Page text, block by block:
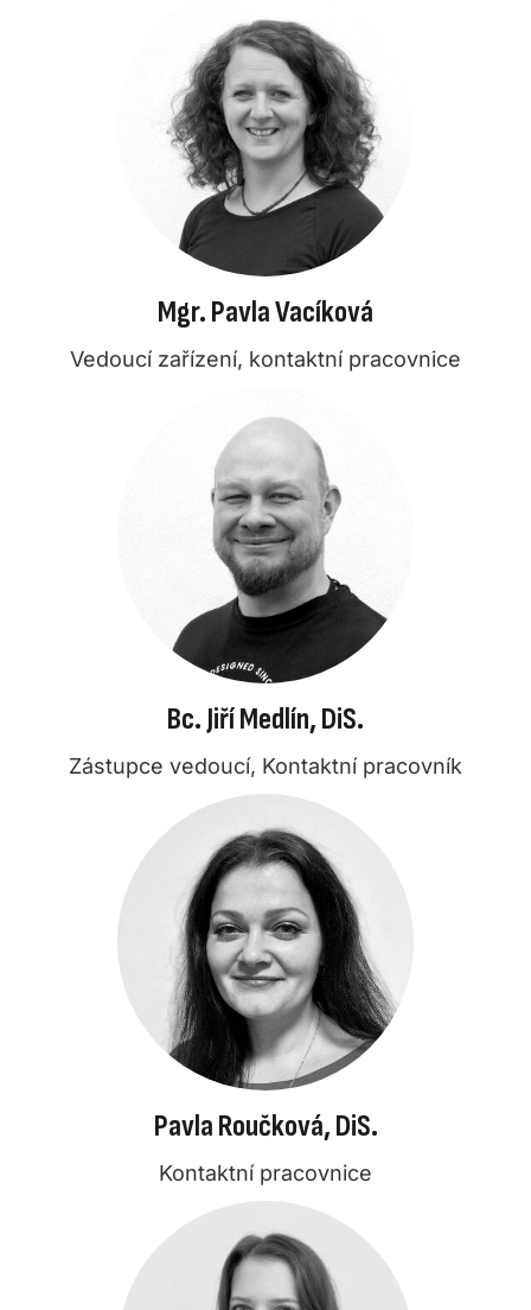
Mgr. Pavla Vacíková
Vedoucí zařízení, kontaktní pracovnice
Bc. Jiří Medlín, DiS.
Zástupce vedoucí, Kontaktní pracovník
Pavla Roučková, DiS.
Kontaktní pracovnice